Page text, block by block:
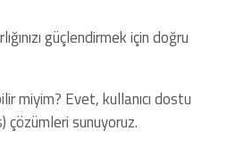
güçlendirmek için doğru
miyim? Evet, kullanıcı dostu
çözümleri sunuyoruz.